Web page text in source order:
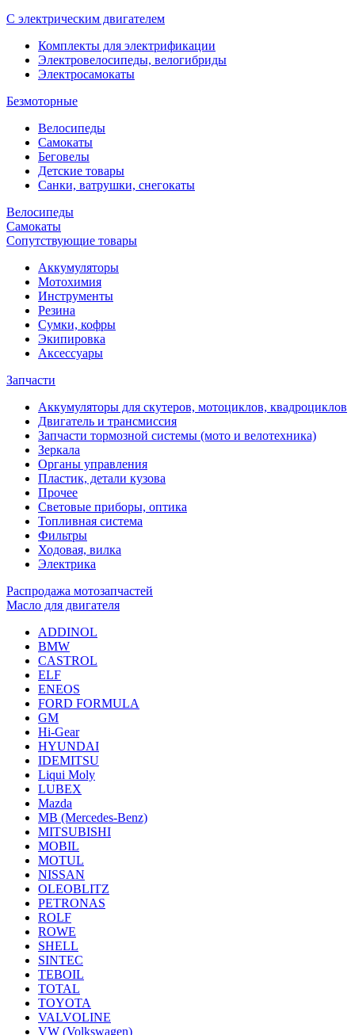
С электрическим двигателем
Комплекты для электрификации
Электровелосипеды, велогибриды
Электросамокаты
Безмоторные
Велосипеды
Самокаты
Беговелы
Детские товары
Санки, ватрушки, снегокаты
Велосипеды
Самокаты
Сопутствующие товары
Аккумуляторы
Мотохимия
Инструменты
Резина
Сумки, кофры
Экипировка
Аксессуары
Запчасти
Аккумуляторы для скутеров, мотоциклов, квадроциклов
Двигатель и трансмиссия
Запчасти тормозной системы (мото и велотехника)
Зеркала
Органы управления
Пластик, детали кузова
Прочее
Световые приборы, оптика
Топливная система
Фильтры
Ходовая, вилка
Электрика
Распродажа мотозапчастей
Масло для двигателя
ADDINOL
BMW
CASTROL
ELF
ENEOS
FORD FORMULA
GM
Hi-Gear
HYUNDAI
IDEMITSU
Liqui Moly
LUBEX
Mazda
MB (Mercedes-Вenz)
MITSUBISHI
MOBIL
MOTUL
NISSAN
OLEOBLITZ
PETRONAS
ROLF
ROWE
SHELL
SINTEC
TEBOIL
TOTAL
TOYOTA
VALVOLINE
VW (Volkswagen)